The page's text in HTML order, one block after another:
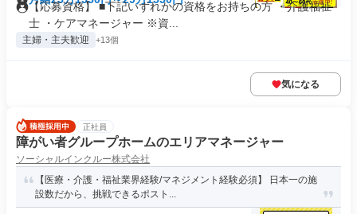
【応募資格】 ■下記いずれかの資格をお持ちの方 ・介護福祉
士 ・ケアマネージャー ※資...
主婦・主夫歓迎 +13個
気になる
正社員
障がい者グループホームのエリアマネージャー
ソーシャルインクルー株式会社
【医療・介護・福祉業界経験/マネジメント経験必須】 日本一の施
設数だから、挑戦できるポスト...